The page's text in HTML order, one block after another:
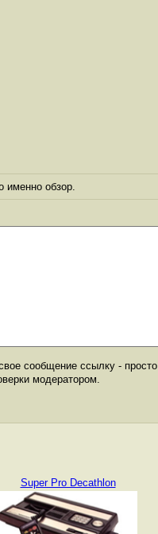
именно обзор.
сообщение ссылку - просто
модератором.
Super Pro Decathlon